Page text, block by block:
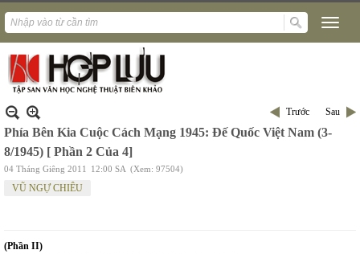
Trước Sau
Phía Bên Kia Cuộc Cách Mạng 1945: Đế Quốc Việt Nam (3-
8/1945) [ Phần 2 Của 4]
04 Tháng Giêng 2011 12:00 SA (Xem: 97504)
VŨ NGỰ CHIÊU
(Phần II)